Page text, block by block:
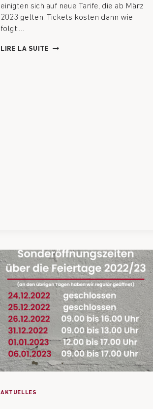
einigten sich auf neue Tarife, die ab März
2023 gelten. Tickets kosten dann wie
folgt:…
LIRE LA SUITE
AKTUELLES